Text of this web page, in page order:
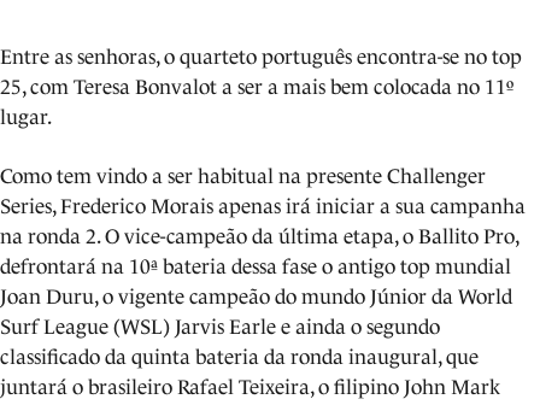
Entre as senhoras, o quarteto português encontra-se no top
25, com Teresa Bonvalot a ser a mais bem colocada no 11º
lugar.
Como tem vindo a ser habitual na presente Challenger
Series, Frederico Morais apenas irá iniciar a sua campanha
na ronda 2. O vice-campeão da última etapa, o Ballito Pro,
defrontará na 10ª bateria dessa fase o antigo top mundial
Joan Duru, o vigente campeão do mundo Júnior da World
Surf League (WSL) Jarvis Earle e ainda o segundo
classificado da quinta bateria da ronda inaugural, que
juntará o brasileiro Rafael Teixeira, o filipino John Mark